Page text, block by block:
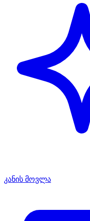
კანის მოვლა